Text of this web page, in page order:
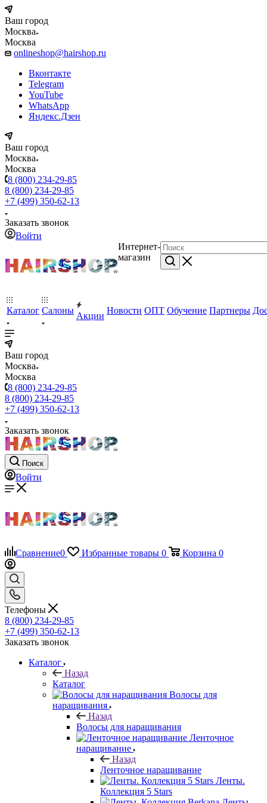
Ваш город
Москва
Москва
onlineshop@hairshop.ru
Вконтакте
Telegram
YouTube
WhatsApp
Яндекс.Дзен
Ваш город
Москва
Москва
8 (800) 234-29-85
8 (800) 234-29-85
+7 (499) 350-62-13
Заказать звонок
Войти
Интернет-
магазин
Каталог Салоны
Акции
Новости ОПТ Обучение Партнеры
Ваш город
Москва
Москва
8 (800) 234-29-85
8 (800) 234-29-85
+7 (499) 350-62-13
Заказать звонок
Поиск
Войти
Сравнение0 Избранные товары 0 Корзина 0
Телефоны
8 (800) 234-29-85
+7 (499) 350-62-13
Заказать звонок
Каталог
Назад
Каталог
Волосы для
наращивания
Назад
Волосы для наращивания
Ленточное
наращивание
Назад
Ленточное наращивание
Ленты.
Коллекция 5 Stars